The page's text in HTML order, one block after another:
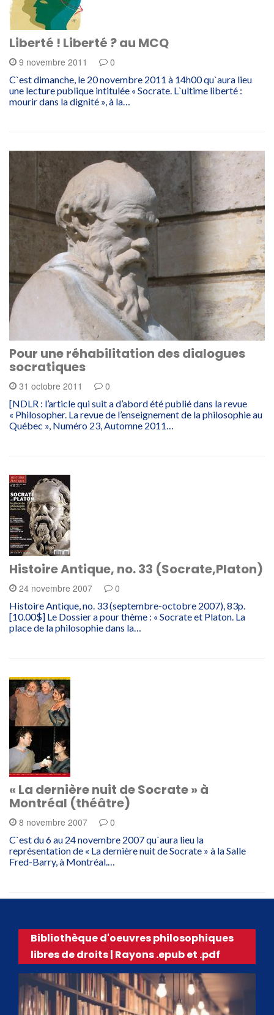
Liberté ! Liberté ? au MCQ
9 novembre 2011 0
C`est dimanche, le 20 novembre 2011 à 14h00 qu`aura lieu
une lecture publique intitulée « Socrate. L`ultime liberté :
mourir dans la dignité », à la…
Pour une réhabilitation des dialogues
socratiques
31 octobre 2011 0
[NDLR : l’article qui suit a d’abord été publié dans la revue
« Philosopher. La revue de l’enseignement de la philosophie au
Québec », Numéro 23, Automne 2011…
Histoire Antique, no. 33 (Socrate,Platon)
24 novembre 2007 0
Histoire Antique, no. 33 (septembre-octobre 2007), 83p.
[10.00$] Le Dossier a pour thème : « Socrate et Platon. La
place de la philosophie dans la…
« La dernière nuit de Socrate » à
Montréal (théâtre)
8 novembre 2007 0
C`est du 6 au 24 novembre 2007 qu`aura lieu la
représentation de « La dernière nuit de Socrate » à la Salle
Fred-Barry, à Montréal.…
Bibliothèque d'oeuvres philosophiques
libres de droits | Rayons .epub et .pdf